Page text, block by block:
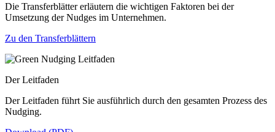
Die Transferblätter erläutern die wichtigen Faktoren bei der
Umsetzung der Nudges im Unternehmen.
Zu den Transferblättern
Der Leitfaden
Der Leitfaden führt Sie ausführlich durch den gesamten Prozess des
Nudging.